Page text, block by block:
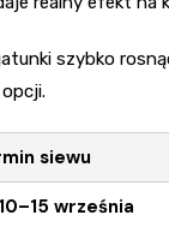
szybko
siewu
10–15 września